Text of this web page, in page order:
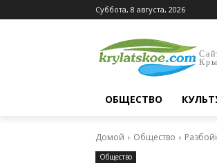
Суббота, 8 августа, 2026
ОБЩЕСТВО
Домой Общество
Общество